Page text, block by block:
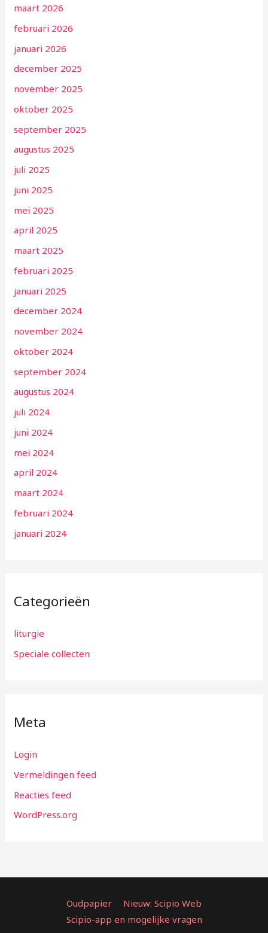
maart 2026
februari 2026
januari 2026
december 2025
november 2025
oktober 2025
september 2025
augustus 2025
juli 2025
juni 2025
mei 2025
april 2025
maart 2025
februari 2025
januari 2025
december 2024
november 2024
oktober 2024
september 2024
augustus 2024
juli 2024
juni 2024
mei 2024
april 2024
maart 2024
februari 2024
januari 2024
Categorieën
liturgie
Speciale collecten
Meta
Login
Vermeldingen feed
Reacties feed
WordPress.org
Oudpapier
Nieuw: Scipio Web
Scipio-app en mogelijke vragen